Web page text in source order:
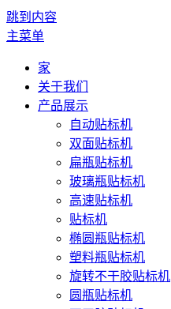
跳到内容
主菜单
家
关于我们
产品展示
自动贴标机
双面贴标机
扁瓶贴标机
玻璃瓶贴标机
高速贴标机
贴标机
椭圆瓶贴标机
塑料瓶贴标机
旋转不干胶贴标机
圆瓶贴标机